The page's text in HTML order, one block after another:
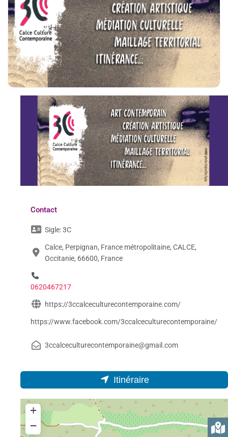
Contact
Sigle:3C
Calce, Perpignan, France métropolitaine, CALCE,
Occitanie, 66600, France
0620467217
https://3ccalceculturecontemporaine.com/
https://www.facebook.com/3ccalceculturecontemporaine/
3ccalceculturecontemporaine@gmail.com
Itinéraire
+
−